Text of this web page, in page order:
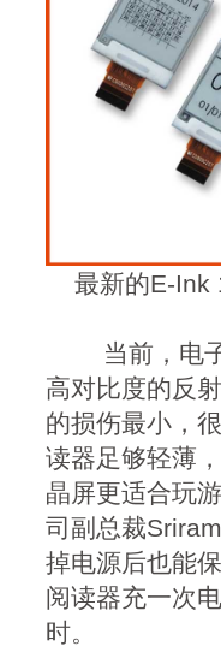
最新的E-Ink
当前，电子
高对比度的反
的损伤最小，
读器足够轻薄
晶屏更适合玩
司副总裁
掉电源后也能
阅读器充一次
时。